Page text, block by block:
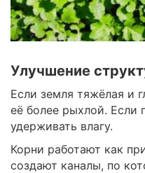
Улучшение
Если земля тяжёлая и
её более рыхлой. Если
удерживать влагу.
Корни работают как
создают каналы, по